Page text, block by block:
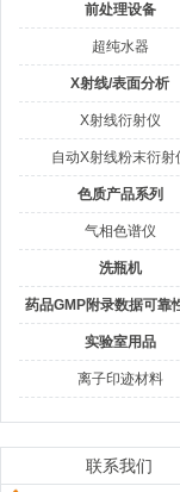
前处理设备
超纯水器
X射线/表面分析
X射线衍射仪
自动X射线粉末衍射
色质产品系列
气相色谱仪
洗瓶机
药品GMP附录数据可靠
实验室用品
离子印迹材料
联系我们